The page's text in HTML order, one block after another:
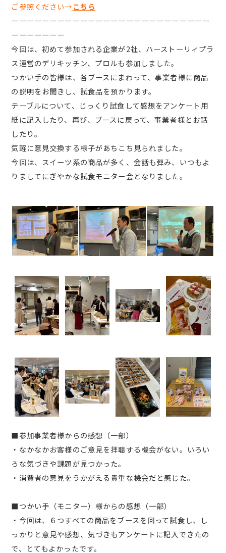
ご参照ください→こちら
ーーーーーーーーーーーーーーーーーーーーーーーーーー
ーーーーーーー
今回は、初めて参加される企業が2社、ハーストーリィプラ
ス運営のデリキッチン、プロルも参加しました。
つかい手の皆様は、各ブースにまわって、事業者様に商品
の説明をお聞きし、試食品を預かります。
テーブルについて、じっくり試食して感想をアンケート用
紙に記入したり、再び、ブースに戻って、事業者様とお話
したり。
気軽に意見交換する様子があちこち見られました。
今回は、スイーツ系の商品が多く、会話も弾み、いつもよ
りましてにぎやかな試食モニター会となりました。
■参加事業者様からの感想（一部）
・なかなかお客様のご意見を拝聴する機会がない。いろい
ろな気づきや課題が見つかった。
・消費者の意見をうかがえる貴重な機会だと感じた。
■つかい手（モニター）様からの感想（一部）
・今回は、６つすべての商品をブースを回って試食し、し
っかりと意見や感想、気づきもアンケートに記入できたの
で、とてもよかったです。